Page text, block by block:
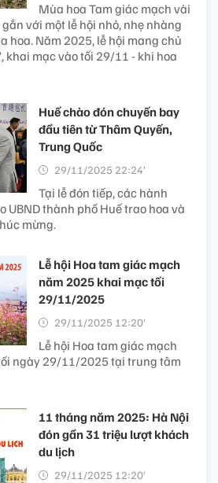
Mùa hoa Tam giác mạch vài
với một lễ hội nhỏ, nhẹ nhàng
hoa. Năm 2025, lễ hội mang chủ
khai mạc vào tối 29/11 - khi hoa
Huế chào đón chuyến bay
đầu tiên từ Thâm Quyến,
Trung Quốc
29/11/2025 22:24’
Tại lễ đón tiếp, các hành
UBND thành phố Huế trao hoa và
mừng.
Lễ hội Hoa tam giác mạch
năm 2025 khai mạc tối
29/11/2025
29/11/2025 12:20’
Lễ hội Hoa tam giác mạch
ngày 29/11/2025 tại trung tâm
11 tháng năm 2025: Hà Nội
đón gần 31 triệu lượt khách
du lịch
29/11/2025 12:20’